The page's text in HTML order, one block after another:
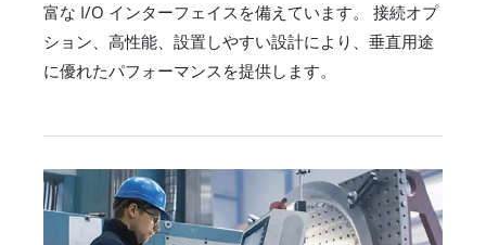
富な I/O インターフェイスを備えています。 接続オプ
ション、高性能、設置しやすい設計により、垂直用途
に優れたパフォーマンスを提供します。